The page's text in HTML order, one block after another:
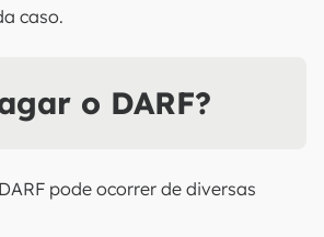
caso.
o DARF?
pode ocorrer de diversas